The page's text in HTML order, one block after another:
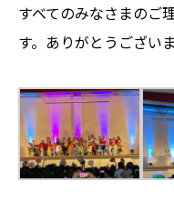
すべてのみなさまのご
す。ありがとうござい